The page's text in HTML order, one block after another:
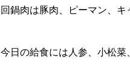
回鍋肉は豚肉、ピーマン、
今日の給食には人参、小松